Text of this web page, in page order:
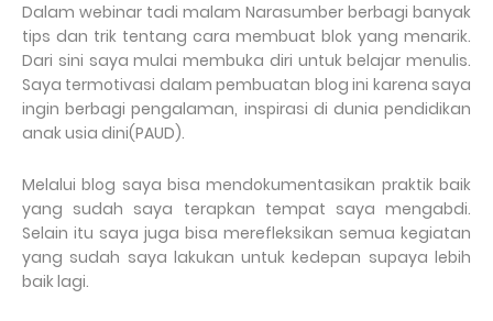
Dalam webinar tadi malam Narasumber berbagi banyak
tips dan trik tentang cara membuat blok yang menarik.
Dari sini saya mulai membuka diri untuk belajar menulis.
Saya termotivasi dalam pembuatan blog ini karena saya
ingin berbagi pengalaman, inspirasi di dunia pendidikan
anak usia dini(PAUD).
Melalui blog saya bisa mendokumentasikan praktik baik
yang sudah saya terapkan tempat saya mengabdi.
Selain itu saya juga bisa merefleksikan semua kegiatan
yang sudah saya lakukan untuk kedepan supaya lebih
baik lagi.